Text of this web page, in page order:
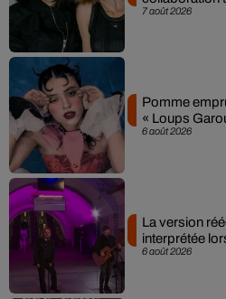
7 août 2026
6 août 2026
Pomme
« Loups
6 août 2026
La version
interprétée